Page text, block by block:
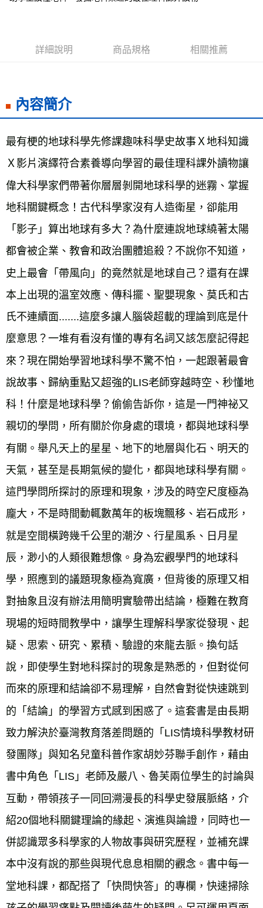
每筆NT$50，滿NT$499(含以上)免運費
付款後7-11取貨
宅配
每筆NT$70，滿NT$799(含以上)免運費
離島宅配
每筆NT$200，滿NT$99,999(含以上)免運費
海外叢書運費 查看運費
雜誌海外運費 查看運費
詳細說明 商品規格 相關推薦
內容簡介
最有梗的地球科學先修課趣味科學史故事Ｘ地科知識
Ｘ影片演繹符合素養導向學習的最佳理科課外讀物讓
偉大科學家們帶著你層層剝開地球科學的迷霧、掌握
地科關鍵概念！古代科學家沒有人造衛星，卻能用
「影子」算出地球有多大？為什麼連說地球繞著太陽
都會被企業、教會和政治團體追殺？不說你不知道，
史上最會「帶風向」的竟然就是地球自己？還有在課
本上出現的溫室效應、傳科擺、聖嬰現象、莫氏和古
氏不連續面.......這麼多讓人腦袋超載的理論到底是什
麼意思？一堆有看沒有懂的專有名詞又該怎麼記得起
來？現在開始學習地球科學不驚不怕，一起跟著最會
說故事、歸納重點又超強的LIS老師穿越時空、秒懂地
科！什麼是地球科學？偷偷告訴你，這是一門神祕又
親切的學問，所有關於你身處的環境，都與地球科學
有關。舉凡天上的星星、地下的地層與化石、明天的
天氣，甚至是長期氣候的變化，都與地球科學有關。
這門學問所探討的原理和現象，涉及的時空尺度極為
龐大，不是時間動輒數萬年的板塊飄移、岩石成形，
就是空間橫跨幾千公里的潮汐、行星風系、日月星
辰，渺小的人類很難想像。身為宏觀學門的地球科
學，照應到的議題現象極為寬廣，但背後的原理又相
對抽象且沒有辦法用簡明實驗帶出結論，極難在教育
現場的短時間教學中，讓學生理解科學家從發現、起
疑、思索、研究、累積、驗證的來龍去脈。換句話
說，即使學生對地科探討的現象是熟悉的，但對從何
而來的原理和結論卻不易理解，自然會對從快速跳到
的「結論」的學習方式感到困惑了。這套書是由長期
致力解決於臺灣教育落差問題的「LIS情境科學教材研
發團隊」與知名兒童科普作家胡妙芬聯手創作，藉由
書中角色「LIS」老師及嚴八、魯芙兩位學生的討論與
互動，帶領孩子一同回溯漫長的科學史發展脈絡，介
紹20個地科關鍵理論的緣起、演進與論證，同時也一
併認識眾多科學家的人物故事與研究歷程，並補充課
本中沒有說的那些與現代息息相關的觀念。書中每一
堂地科課，都配搭了「快問快答」的專欄，快速掃除